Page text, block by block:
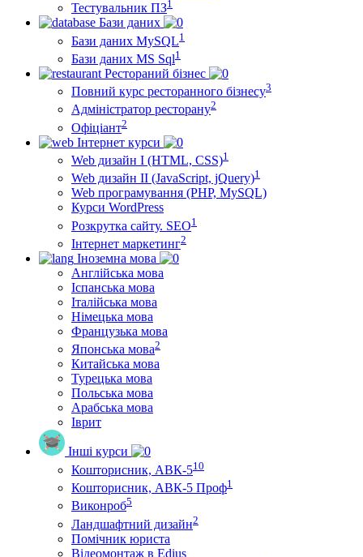
Тестувальник ПЗ1
Бази даних
Бази даних MySQL1
Бази даних MS Sql1
Рестораний бізнес
Повний курс ресторанного бізнесу3
Адміністратор ресторану2
Офіціант2
Інтернет курси
Web дизайн I (HTML, CSS)1
Web дизайн II (JavaScript, jQuery)1
Web програмування (PHP, MySQL)
Курси WordPress
Розкрутка сайту. SEO1
Інтернет маркетинг2
Іноземна мова
Англійська мова
Іспанська мова
Італійська мова
Німецька мова
Французька мова
Японська мова2
Китайська мова
Турецька мова
Польська мова
Арабська мова
Іврит
Інші курси
Кошторисник, АВК-510
Кошторисник, АВК-5 Проф1
Виконроб5
Ландшафтний дизайн2
Помічник юриста
Відеомонтаж в Edius